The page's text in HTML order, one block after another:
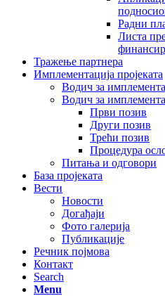
Радни
Листа
Тражење партнера
Имплементација пројеката
Водич за
Водич за
Први позив
Други позив
Трећи позив
Процедура
Питања и одговори
База пројеката
Вести
Новости
Догађаји
Фото галерија
Публикације
Речник појмова
Контакт
Search
Menu